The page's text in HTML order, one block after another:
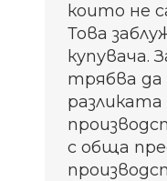
които не
Това
купувача.
трябва да
разликата
с обща